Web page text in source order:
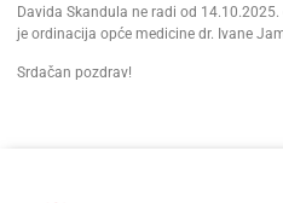
Davida Skandula ne radi od
je ordinacija opće medicine dr. Ivane
Srdačan pozdrav!